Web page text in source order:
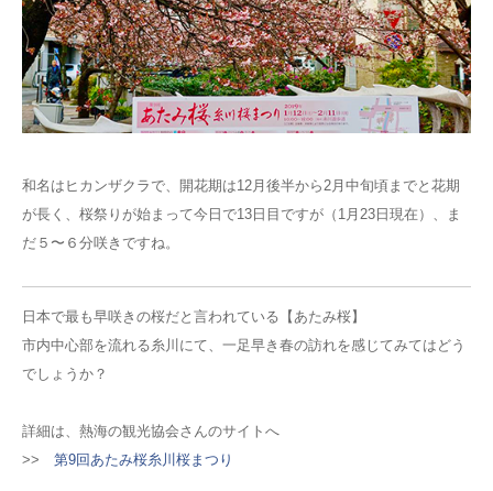
和名はヒカンザクラで、開花期は12月後半から2月中旬頃までと花期
が長く、桜祭りが始まって今日で13日目ですが（1月23日現在）、ま
だ５〜６分咲きですね。
日本で最も早咲きの桜だと言われている【あたみ桜】
市内中心部を流れる糸川にて、一足早き春の訪れを感じてみてはどう
でしょうか？
詳細は、熱海の観光協会さんのサイトへ
>> 第9回あたみ桜糸川桜まつり